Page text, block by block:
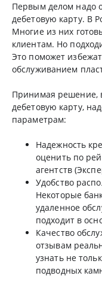
Первым делом надо
дебетовую карту. В
Многие из них
клиентам. Но
Это поможет
обслуживанием
Принимая решение,
дебетовую карту,
параметрам:
Надежность
оценить по
агентств
Удобство
Некоторые
удаленное
подходит в
Качество
отзывам
узнать не
подводных